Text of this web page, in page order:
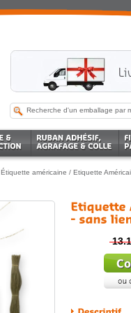
Étiquette américaine / Etiquette